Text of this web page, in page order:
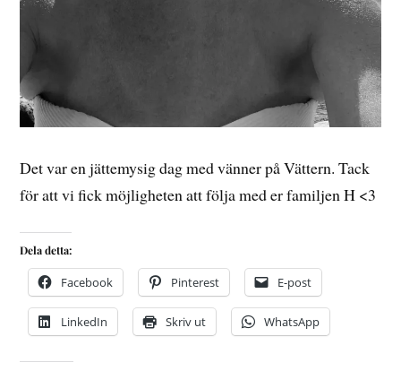
Det var en jättemysig dag med vänner på Vättern. Tack
för att vi fick möjligheten att följa med er familjen H <3
Dela detta:
Facebook Pinterest E-post
LinkedIn Skriv ut WhatsApp